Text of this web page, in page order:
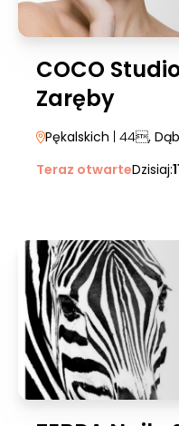
COCO
Zaręby
Pękalskich | 44,
Teraz otwarteDzisiaj: